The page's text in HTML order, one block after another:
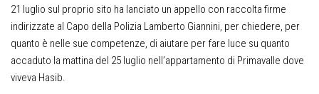
21 luglio sul proprio sito ha lanciato un appello con raccolta firme
indirizzate al Capo della Polizia Lamberto Giannini, per chiedere, per
quanto è nelle sue competenze, di aiutare per fare luce su quanto
accaduto la mattina del 25 luglio nell’appartamento di Primavalle dove
viveva Hasib.